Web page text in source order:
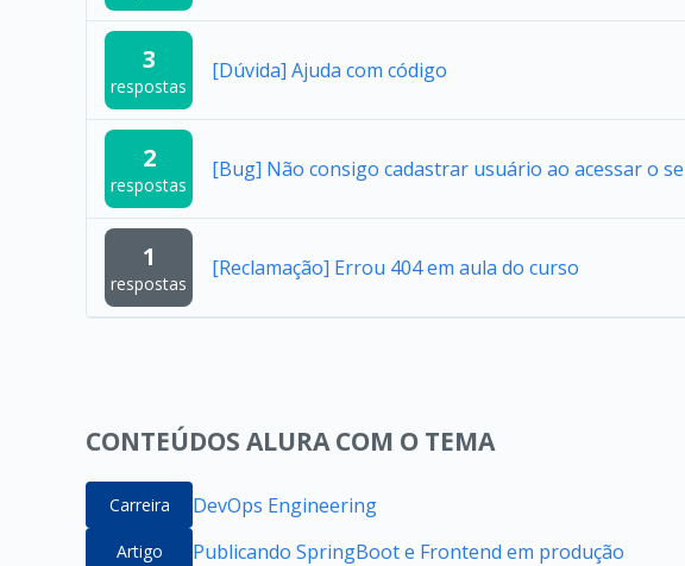
3
respostas
[Dúvida] Ajuda com código
2
respostas
[Bug] Não consigo cadastrar usuário ao acessar o
1
respostas
[Reclamação] Errou 404 em aula do curso
CONTEÚDOS ALURA COM O TEMA
Carreira DevOps Engineering
Artigo Publicando SpringBoot e Frontend em produção